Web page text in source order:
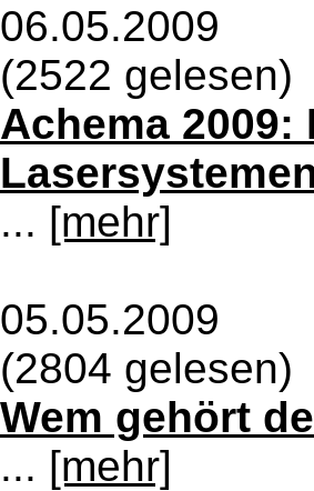
06.05.2009
(2522 gelesen)
Achema
... [mehr]
05.05.2009
(2804 gelesen)
Wem gehört
... [mehr]